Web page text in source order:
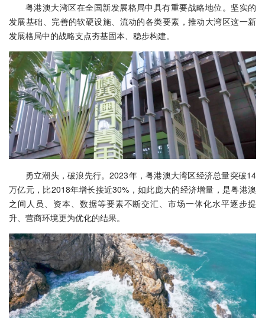
粤港澳大湾区在全国新发展格局中具有重要战略地位。坚实的
发展基础、完善的软硬设施、流动的各类要素，推动大湾区这一新
发展格局中的战略支点夯基固本、稳步构建。
勇立潮头，破浪先行。2023年，粤港澳大湾区经济总量突破14
万亿元，比2018年增长接近30%，如此庞大的经济增量，是粤港澳
之间人员、资本、数据等要素不断交汇、市场一体化水平逐步提
升、营商环境更为优化的结果。